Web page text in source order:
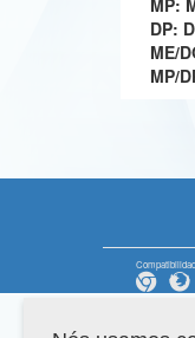
MP:
DP:
ME/
MP/